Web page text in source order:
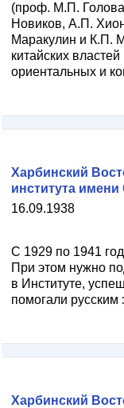
(проф. М.П.
Новиков, А.П.
Маракулин и К.П.
китайских
ориентальных и
16.09.1938
Харбинский
института
С 1929 по 1941
При этом нужно
в Институте,
помогали русским
Харбинский